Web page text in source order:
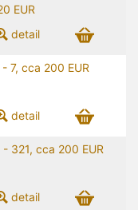
EUR
detail
7, cca 200 EUR
detail
321, cca 200 EUR
detail